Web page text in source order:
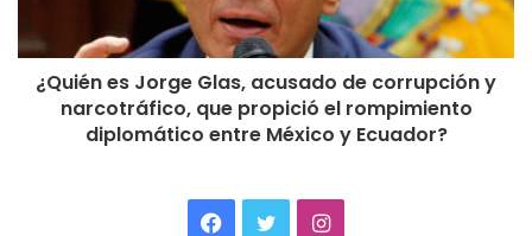
¿Quién es Jorge Glas, acusado de corrupción y
narcotráfico, que propició el rompimiento
diplomático entre México y Ecuador?
Facebook
TwitterInstagram